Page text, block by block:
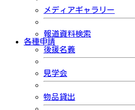
メディアギャラリー
報道資料検索
各種申請
後援名義
見学会
物品貸出